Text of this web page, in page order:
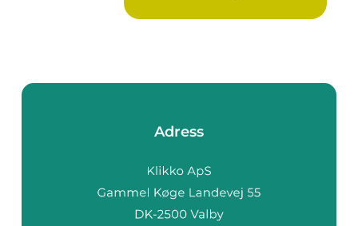
Adress